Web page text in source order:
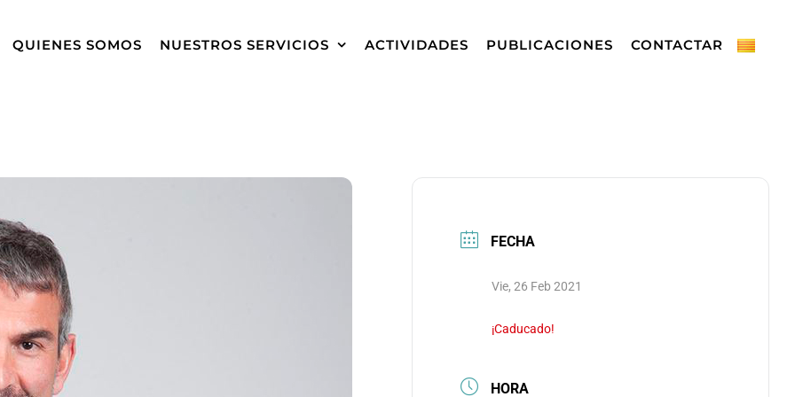
QUIENES SOMOS NUESTROS SERVICIOS ACTIVIDADES PUBLICACIONES CONTACTAR
FECHA
Vie, 26 Feb 2021
¡Caducado!
HORA